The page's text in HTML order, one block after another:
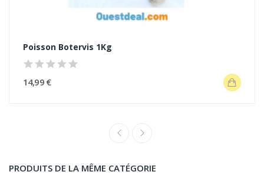
Poisson Botervis 1Kg
14,99 €
PRODUITS DE LA MÊME CATÉGORIE